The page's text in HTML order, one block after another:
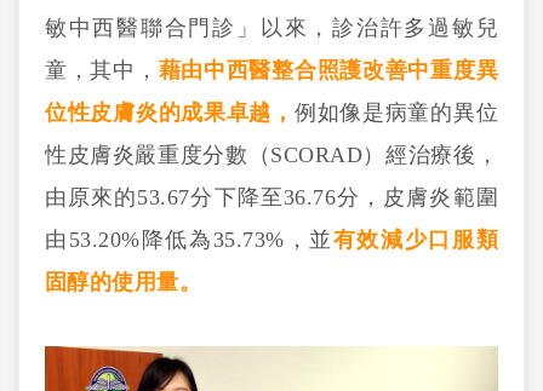
敏中西醫聯合門診」以來，診治許多過敏兒
童，其中， 藉由中西醫整合照護改善中重度異
位性皮膚炎的成果卓越， 例如像是病童的異位
性皮膚炎嚴重度分數（SCORAD）經治療後，
由原來的53.67分下降至36.76分，皮膚炎範圍
由53.20%降低為35.73%，並有效減少口服類
固醇的使用量。